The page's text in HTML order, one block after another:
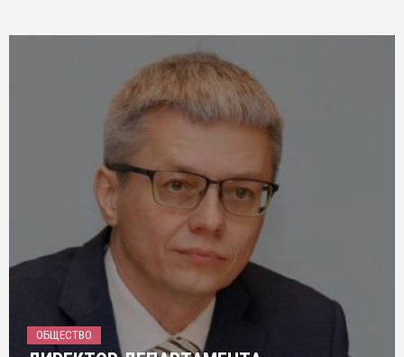
ОБЩЕСТВО